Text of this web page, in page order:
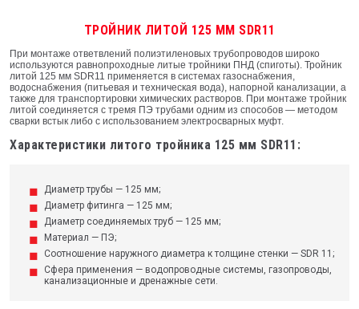
ТРОЙНИК ЛИТОЙ 125 ММ SDR11
При монтаже ответвлений полиэтиленовых трубопроводов широко
используются равнопроходные литые тройники ПНД (спиготы). Тройник
литой 125 мм SDR11 применяется в системах газоснабжения,
водоснабжения (питьевая и техническая вода), напорной канализации, а
также для транспортировки химических растворов. При монтаже тройник
литой соединяется с тремя ПЭ трубами одним из способов — методом
сварки встык либо с использованием электросварных муфт.
Характеристики литого тройника 125 мм SDR11:
Диаметр трубы — 125 мм;
Диаметр фитинга — 125 мм;
Диаметр соединяемых труб — 125 мм;
Материал — ПЭ;
Соотношение наружного диаметра к толщине стенки — SDR 11;
Сфера применения — водопроводные системы, газопроводы,
канализационные и дренажные сети.